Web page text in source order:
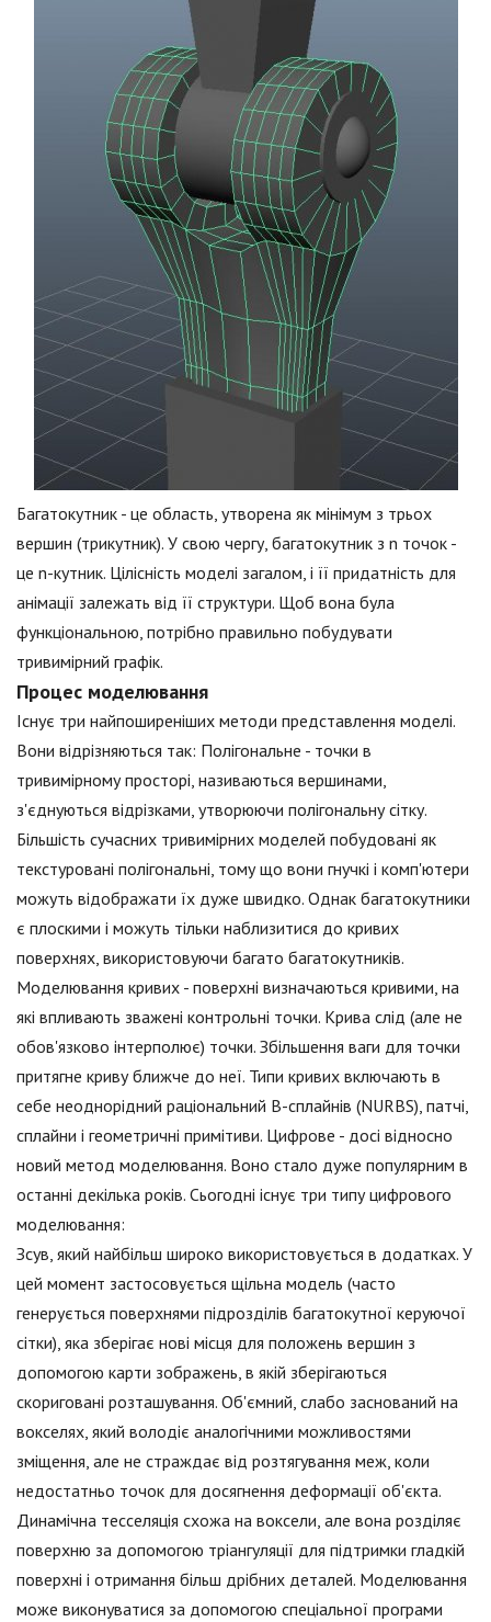
Багатокутник - це область, утворена як мінімум з трьох
вершин (трикутник). У свою чергу, багатокутник з n точок -
це n-кутник. Цілісність моделі загалом, і її придатність для
анімації залежать від її структури. Щоб вона була
функціональною, потрібно правильно побудувати
тривимірний графік.
Процес моделювання
Існує три найпоширеніших методи представлення моделі.
Вони відрізняються так: Полігональне - точки в
тривимірному просторі, називаються вершинами,
з'єднуються відрізками, утворюючи полігональну сітку.
Більшість сучасних тривимірних моделей побудовані як
текстуровані полігональні, тому що вони гнучкі і комп'ютери
можуть відображати їх дуже швидко. Однак багатокутники
є плоскими і можуть тільки наблизитися до кривих
поверхнях, використовуючи багато багатокутників.
Моделювання кривих - поверхні визначаються кривими, на
які впливають зважені контрольні точки. Крива слід (але не
обов'язково інтерполює) точки. Збільшення ваги для точки
притягне криву ближче до неї. Типи кривих включають в
себе неоднорідний раціональний B-сплайнів (NURBS), патчі,
сплайни і геометричні примітиви. Цифрове - досі відносно
новий метод моделювання. Воно стало дуже популярним в
останні декілька років. Сьогодні існує три типу цифрового
моделювання:
Зсув, який найбільш широко використовується в додатках. У
цей момент застосовується щільна модель (часто
генерується поверхнями підрозділів багатокутної керуючої
сітки), яка зберігає нові місця для положень вершин з
допомогою карти зображень, в якій зберігаються
скориговані розташування. Об'ємний, слабо заснований на
вокселях, який володіє аналогічними можливостями
зміщення, але не страждає від розтягування меж, коли
недостатньо точок для досягнення деформації об'єкта.
Динамічна тесселяція схожа на воксели, але вона розділяє
поверхню за допомогою тріангуляції для підтримки гладкій
поверхні і отримання більш дрібних деталей. Моделювання
може виконуватися за допомогою спеціальної програми